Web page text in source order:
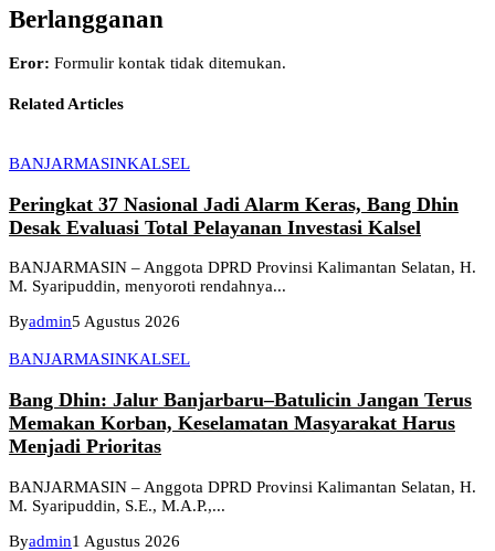
Berlangganan
Eror: Formulir kontak tidak ditemukan.
Related Articles
BANJARMASINKALSEL
Peringkat 37 Nasional Jadi Alarm Keras, Bang Dhin
Desak Evaluasi Total Pelayanan Investasi Kalsel
BANJARMASIN – Anggota DPRD Provinsi Kalimantan Selatan, H.
M. Syaripuddin, menyoroti rendahnya...
Byadmin5 Agustus 2026
BANJARMASINKALSEL
Bang Dhin: Jalur Banjarbaru–Batulicin Jangan Terus
Memakan Korban, Keselamatan Masyarakat Harus
Menjadi Prioritas
BANJARMASIN – Anggota DPRD Provinsi Kalimantan Selatan, H.
M. Syaripuddin, S.E., M.A.P.,...
Byadmin1 Agustus 2026